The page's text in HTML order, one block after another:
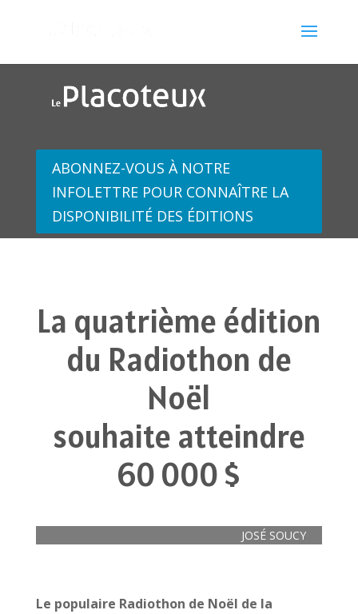
ABONNEZ-VOUS À NOTRE
INFOLETTRE POUR CONNAÎTRE LA
DISPONIBILITÉ DES ÉDITIONS
La quatrième édition
du Radiothon de
Noël
souhaite atteindre
60 000 $
JOSÉ SOUCY
Le populaire Radiothon de Noël de la